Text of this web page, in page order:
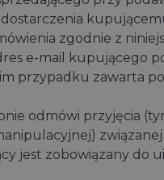
zgodnie z
e-mail
przypadku zawarta
odmówi przyjęcia
jest zobowiązany